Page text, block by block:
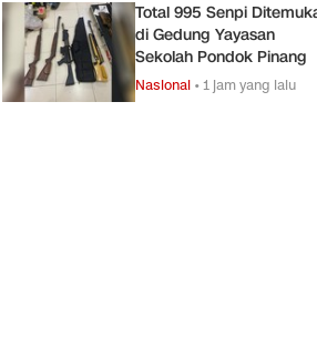
Total 995 Senpi
di Gedung Yayasan
Sekolah Pondok Pinang
Nasional •1 jam yang lalu